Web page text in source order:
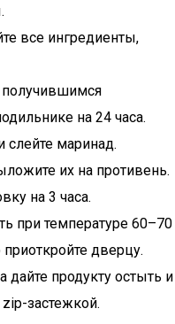
все ингредиенты,
на 24 часа.
слейте маринад.
их на противень.
на 3 часа.
при температуре 60–70
дверцу.
продукту остыть и
застежкой.